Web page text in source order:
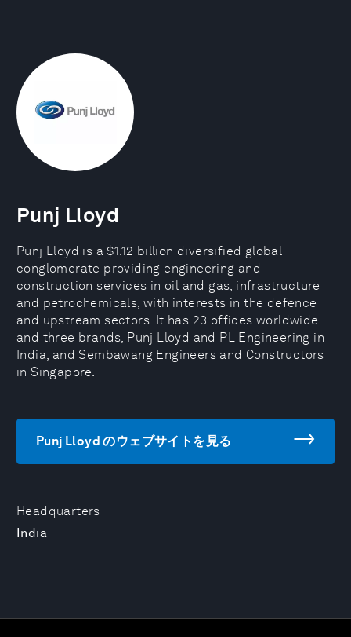
Headquarters
India
Punj Lloyd
Punj Lloyd is a $1.12 billion diversified global
conglomerate providing engineering and
construction services in oil and gas, infrastructure
and petrochemicals, with interests in the defence
and upstream sectors. It has 23 offices worldwide
and three brands, Punj Lloyd and PL Engineering in
India, and Sembawang Engineers and Constructors
in Singapore.
Punj Lloyd のウェブサイトを見る